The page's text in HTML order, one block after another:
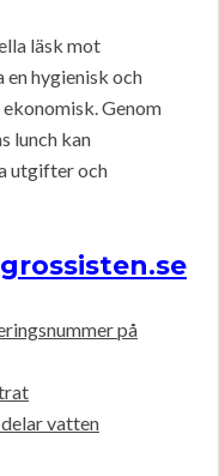
läsk mot
hygienisk och
Genom
lunch kan
utgifter och
på
vatten